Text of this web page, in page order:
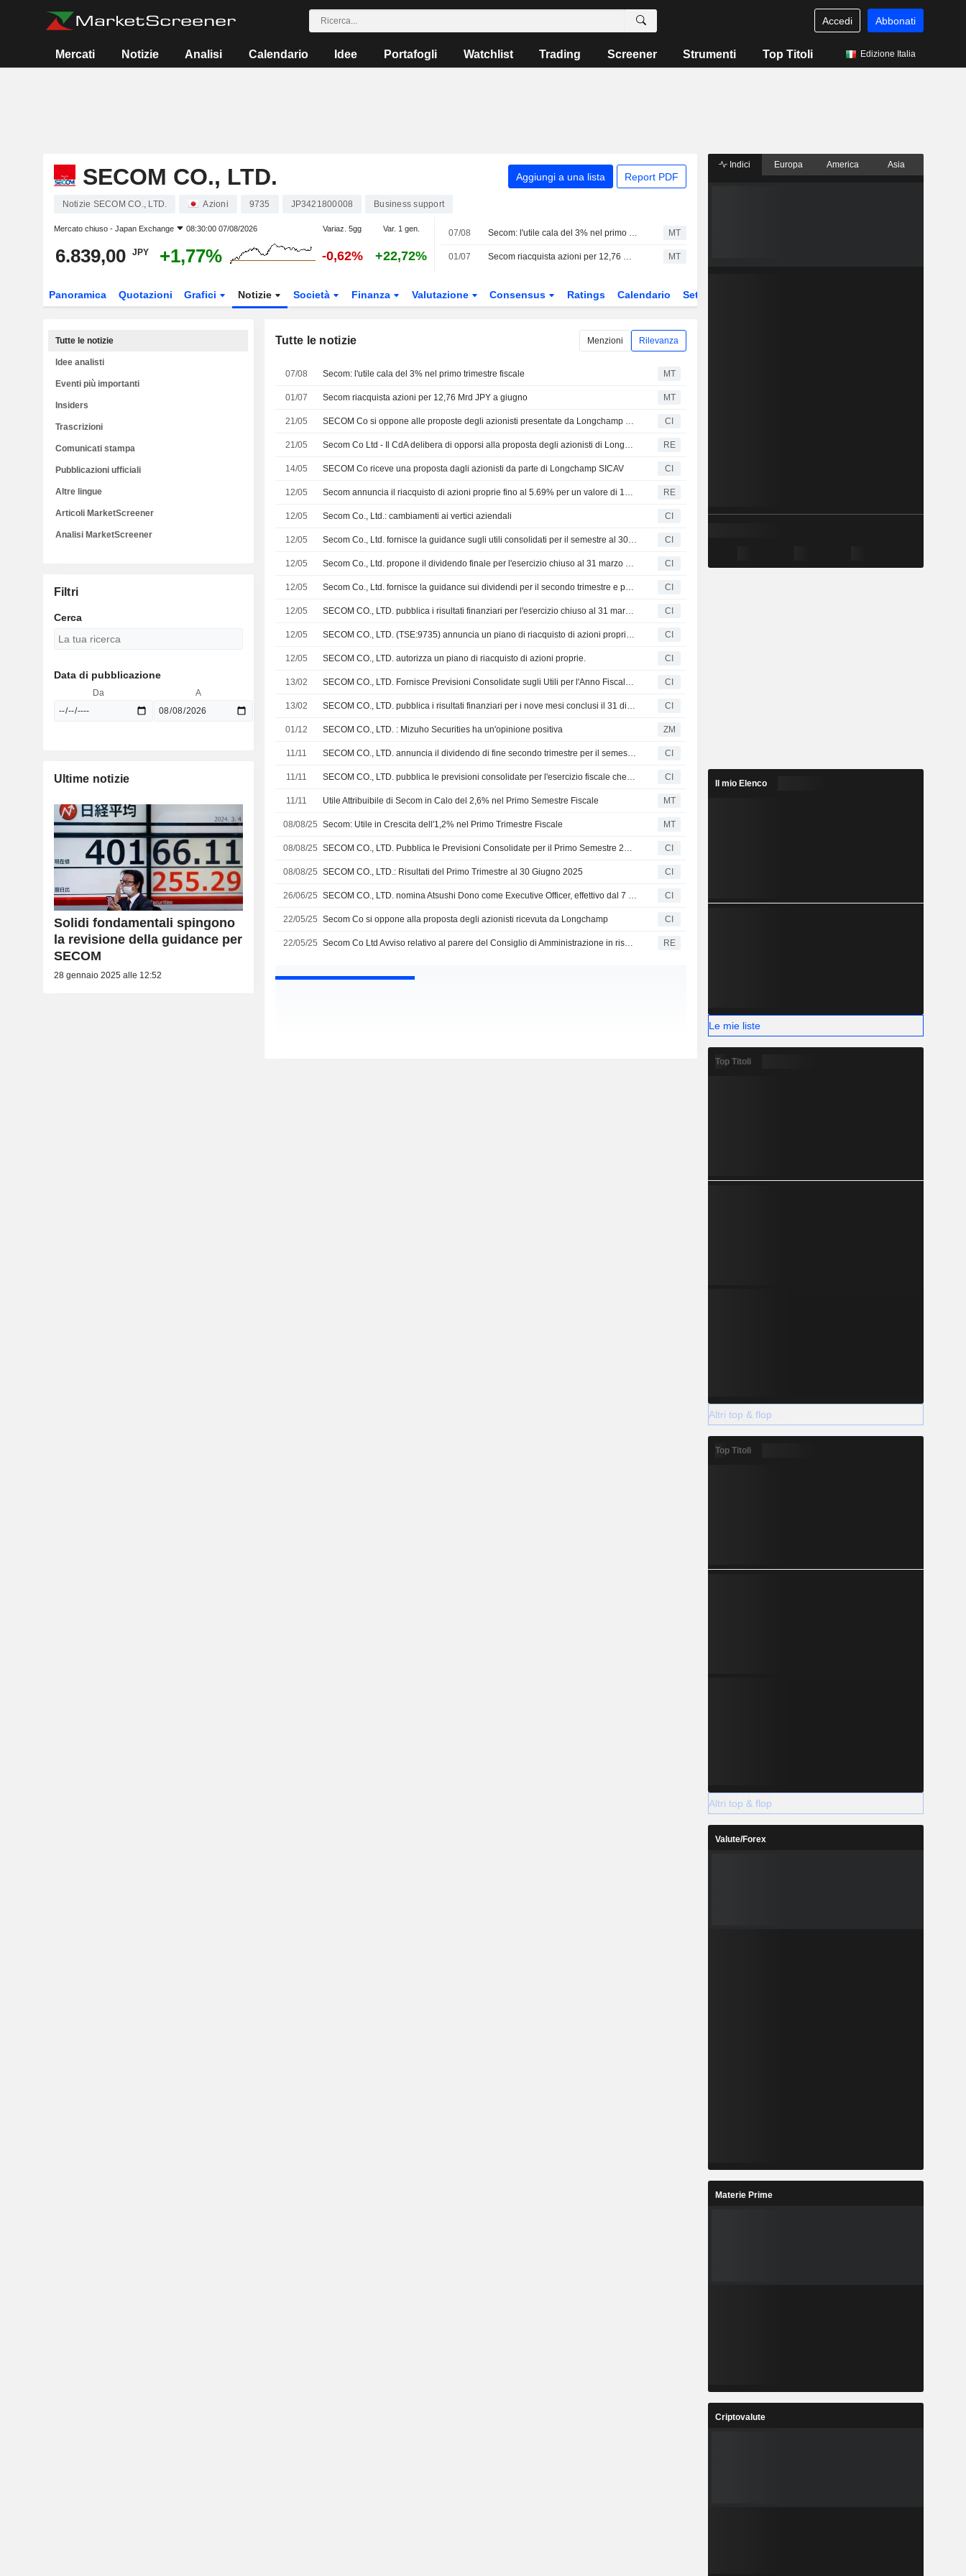
Accedi Abbonati
Mercati Notizie Analisi Calendario Idee Portafogli Watchlist Trading Screener Strumenti Top Titoli Edizione Italia
SECOM CO., LTD. Aggiungi a una lista Report PDF
Notizie SECOM CO., LTD. Azioni 9735 JP3421800008 Business support
Mercato chiuso - Japan Exchange 08:30:00 07/08/2026 Variaz. 5gg Var. 1 gen.
6.839,00 JPY +1,77% -0,62% +22,72%
07/08 Secom: l'utile cala del 3% nel primo trimestre fiscale MT
01/07 Secom riacquista azioni per 12,76 Mrd JPY a giugno MT
Panoramica Quotazioni Grafici Notizie Società Finanza Valutazione Consensus Ratings Calendario Settore
Tutte le notizie Menzioni Rilevanza
07/08 Secom: l'utile cala del 3% nel primo trimestre fiscale MT
01/07 Secom riacquista azioni per 12,76 Mrd JPY a giugno MT
21/05 SECOM Co si oppone alle proposte degli azionisti presentate da Longchamp SICAV CI
21/05 Secom Co Ltd - Il CdA delibera di opporsi alla proposta degli azionisti di Longchamp SICAV (rappresentata da Dalton Investments) RE
14/05 SECOM Co riceve una proposta dagli azionisti da parte di Longchamp SICAV CI
12/05 Secom annuncia il riacquisto di azioni proprie fino al 5.69% per un valore di 100 miliardi di yen RE
12/05 Secom Co., Ltd.: cambiamenti ai vertici aziendali CI
12/05 Secom Co., Ltd. fornisce la guidance sugli utili consolidati per il semestre al 30 settembre 2026 e per l'intero esercizio fiscale al 31 marzo 2027 CI
12/05 Secom Co., Ltd. propone il dividendo finale per l'esercizio chiuso al 31 marzo 2026, in pagamento il 29 giugno 2026 CI
12/05 Secom Co., Ltd. fornisce la guidance sui dividendi per il secondo trimestre e per l'esercizio fiscale che si concluderà il 31 marzo 2027 CI
12/05 SECOM CO., LTD. pubblica i risultati finanziari per l'esercizio chiuso al 31 marzo 2026 CI
12/05 SECOM CO., LTD. (TSE:9735) annuncia un piano di riacquisto di azioni proprie per 23.000.000 di titoli, pari al 5,69% del capitale, per un valore di 100.000 milioni di yen. CI
12/05 SECOM CO., LTD. autorizza un piano di riacquisto di azioni proprie. CI
13/02 SECOM CO., LTD. Fornisce Previsioni Consolidate sugli Utili per l'Anno Fiscale che si Conclude il 31 Marzo 2026 CI
13/02 SECOM CO., LTD. pubblica i risultati finanziari per i nove mesi conclusi il 31 dicembre 2025 CI
01/12 SECOM CO., LTD. : Mizuho Securities ha un'opinione positiva ZM
11/11 SECOM CO., LTD. annuncia il dividendo di fine secondo trimestre per il semestre chiuso al 30 settembre 2025, pagabile l'8 dicembre 2025 CI
11/11 SECOM CO., LTD. pubblica le previsioni consolidate per l'esercizio fiscale che terminerà il 31 marzo 2026 CI
11/11 Utile Attribuibile di Secom in Calo del 2,6% nel Primo Semestre Fiscale MT
08/08/25 Secom: Utile in Crescita dell'1,2% nel Primo Trimestre Fiscale MT
08/08/25 SECOM CO., LTD. Pubblica le Previsioni Consolidate per il Primo Semestre 2025 e per l'Intero Esercizio 2025/2026 CI
08/08/25 SECOM CO., LTD.: Risultati del Primo Trimestre al 30 Giugno 2025 CI
26/06/25 SECOM CO., LTD. nomina Atsushi Dono come Executive Officer, effettivo dal 7 luglio 2025 CI
22/05/25 Secom Co si oppone alla proposta degli azionisti ricevuta da Longchamp CI
22/05/25 Secom Co Ltd Avviso relativo al parere del Consiglio di Amministrazione in risposta alla proposta degli azionisti RE
Tutte le notizie
Idee analisti
Eventi più importanti
Insiders
Trascrizioni
Comunicati stampa
Pubblicazioni ufficiali
Altre lingue
Articoli MarketScreener
Analisi MarketScreener
Filtri
Cerca
Data di pubblicazione
Da A
Ultime notizie
Solidi fondamentali spingono
la revisione della guidance per
SECOM
28 gennaio 2025 alle 12:52
Indici Europa America Asia
Il mio Elenco
Le mie liste
Top Titoli
Altri top & flop
Top Titoli
Altri top & flop
Valute/Forex
Materie Prime
Criptovalute